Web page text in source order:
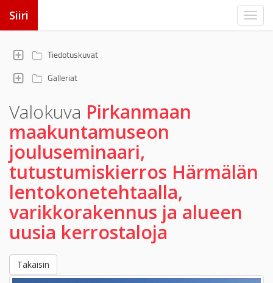
Siiri
Tiedotuskuvat
Galleriat
Valokuva Pirkanmaan
maakuntamuseon
jouluseminaari,
tutustumiskierros Härmälän
lentokonetehtaalla,
varikkorakennus ja alueen
uusia kerrostaloja
Takaisin